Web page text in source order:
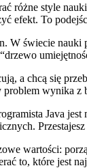
różne style
efekt. To
W świecie
a chcą się
wynika
Java
wartości:
to, które jest